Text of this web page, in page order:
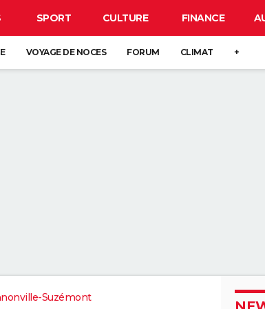
SPORT CULTURE FINANCE
VOYAGE DE NOCES FORUM CLIMAT +
Suzémont